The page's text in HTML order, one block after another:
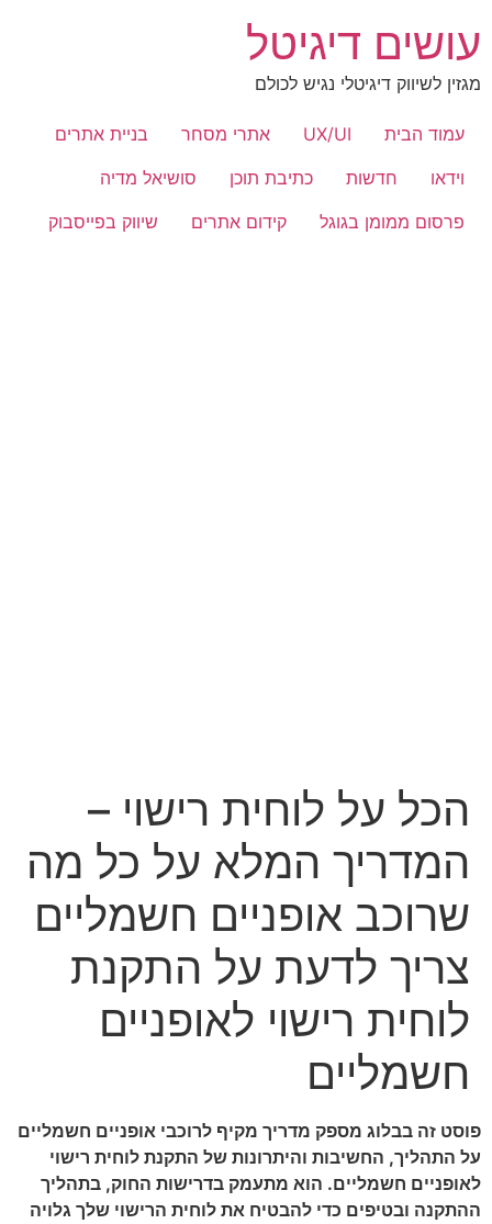
לתוכן
עושים דיגיטל
מגזין לשיווק דיגיטלי נגיש לכולם
עמוד הבית UX/UI אתרי מסחר
בניית אתרים
וידאו
חדשות כתיבת תוכן
סושיאל מדיה
פרסום ממומן בגוגל
קידום אתרים שיווק בפייסבוק
הכל על לוחית רישוי –
המדריך המלא על כל מה
שרוכב אופניים חשמליים
צריך לדעת על התקנת
לוחית רישוי לאופניים
חשמליים
פוסט זה בבלוג מספק מדריך מקיף לרוכבי אופניים חשמליים
על התהליך, החשיבות והיתרונות של התקנת לוחית רישוי
לאופניים חשמליים. הוא מתעמק בדרישות החוק, בתהליך
ההתקנה ובטיפים כדי להבטיח את לוחית הרישוי שלך גלויה